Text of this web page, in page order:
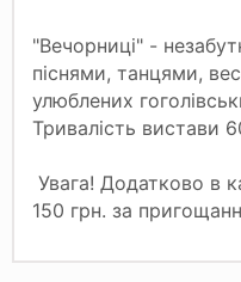
"Вечорниці" -
піснями, танцями,
улюблених
Тривалість вистави
Увага! Додатково в
150 грн. за